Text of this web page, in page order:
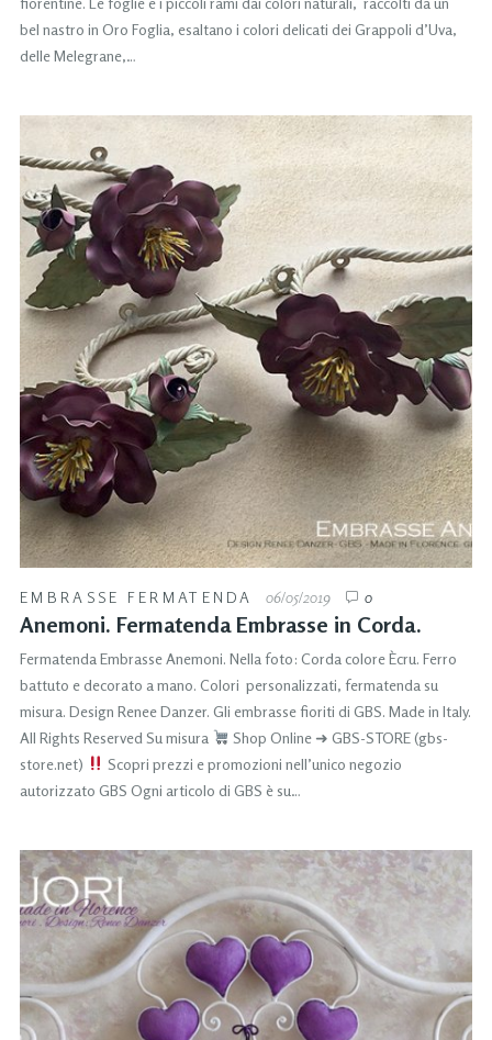
bel nastro in Oro Foglia, esaltano i colori delicati dei Grappoli d’Uva,
delle Melegrane,…
EMBRASSE FERMATENDA 06/05/2019 0
Anemoni. Fermatenda Embrasse in Corda.
Fermatenda Embrasse Anemoni. Nella foto: Corda colore Ècru. Ferro
battuto e decorato a mano. Colori personalizzati, fermatenda su
misura. Design Renee Danzer. Gli embrasse fioriti di GBS. Made in Italy.
All Rights Reserved Su misura
Shop Online ➜ GBS-STORE (gbs-
store.net)
Scopri prezzi e promozioni nell’unico negozio
autorizzato GBS Ogni articolo di GBS è su…